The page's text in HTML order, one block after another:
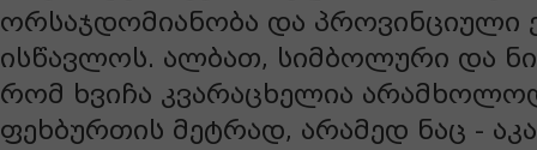
ორსაჯდომიანობა და პროვინციული
ისწავლოს. ალბათ, სიმბოლური და
რომ ხვიჩა კვარაცხელია
ფეხბურთის მეტრად, არამედ ნაც -